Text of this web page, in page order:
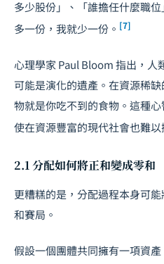
多少股份」、「誰擔任什麼職
多一份，我就少一份。 [7]
心理學家 Paul Bloom 指出，
可能是演化的遺產。在資源稀
物就是你吃不到的食物。這種
使在資源豐富的現代社會也難以
2.1 分配如何將正和變成零和
更糟糕的是，分配過程本身可
和賽局。
假設一個團體共同擁有一項資